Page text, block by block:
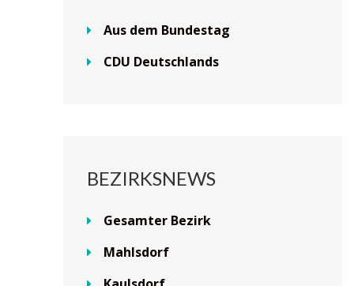
Aus dem Bundestag
CDU Deutschlands
BEZIRKSNEWS
Gesamter Bezirk
Mahlsdorf